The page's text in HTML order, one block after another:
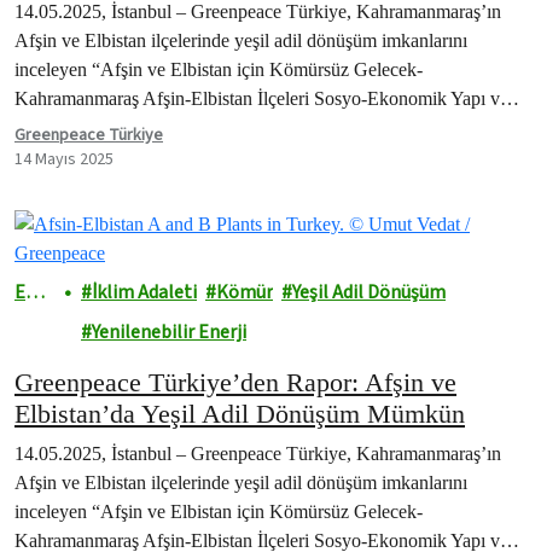
14.05.2025, İstanbul – Greenpeace Türkiye, Kahramanmaraş’ın
Afşin ve Elbistan ilçelerinde yeşil adil dönüşüm imkanlarını
inceleyen “Afşin ve Elbistan için Kömürsüz Gelecek-
Kahramanmaraş Afşin-Elbistan İlçeleri Sosyo-Ekonomik Yapı ve
Yeşil Adil Dönüşüm…
Greenpeace Türkiye
14 Mayıs 2025
Ener
İklim Adaleti Kömür
Yeşil Adil Dönüşüm
Yenilenebilir Enerji
Greenpeace Türkiye’den Rapor: Afşin ve
Elbistan’da Yeşil Adil Dönüşüm Mümkün
14.05.2025, İstanbul – Greenpeace Türkiye, Kahramanmaraş’ın
Afşin ve Elbistan ilçelerinde yeşil adil dönüşüm imkanlarını
inceleyen “Afşin ve Elbistan için Kömürsüz Gelecek-
Kahramanmaraş Afşin-Elbistan İlçeleri Sosyo-Ekonomik Yapı ve